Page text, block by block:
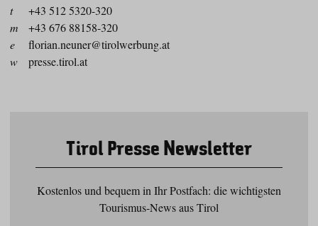
t
+43 512 5320-320
m
+43 676 88158-320
e
florian.neuner@tirolwerbung.at
w
presse.tirol.at
Tirol Presse Newsletter
Kostenlos und bequem in Ihr Postfach: die wichtigsten
Tourismus-News aus Tirol